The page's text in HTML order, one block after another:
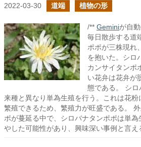
2022-03-30 道端 植物の形
/** Geminiが自
毎日散歩する道
ポポが三株現れ
を抱いた。シロ
カンサイタンポ
い花弁は花弁が
態である。 シ
来種と異なり単為生殖を行う。これは花
繁殖できるため、繁殖力が旺盛である。
ポが蔓延る中で、シロバナタンポポは単
やした可能性があり、興味深い事例と言え